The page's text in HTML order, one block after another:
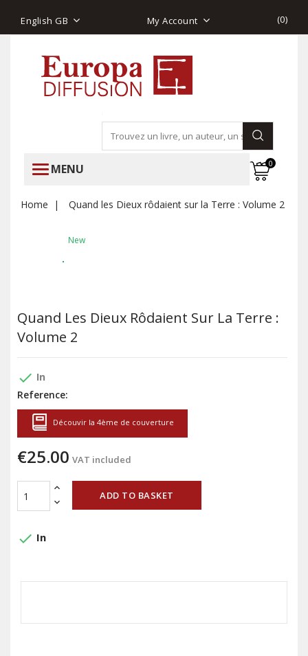
English GB My Account (0)
MENU 0
Home Quand les Dieux rôdaient sur la Terre : Volume 2
New
Quand Les Dieux Rôdaient Sur La Terre :
Volume 2
done In
Reference:
Découvir la 4ème de couverture
€25.00 VAT included
ADD TO BASKET
done In